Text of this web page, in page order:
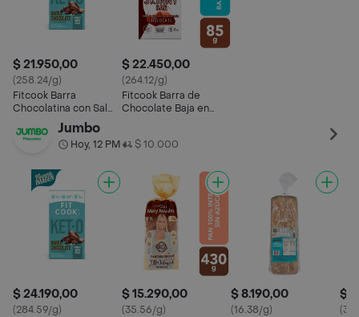
$ 21.950,00
(258.24/g)
Fitcook Barra
Chocolatina con Sal
$ 22.450,00
(264.12/g)
Fitcook Barra de
Chocolate Baja en
Jumbo
Hoy, 12 PM• $ 10.000
$ 24.190,00
(284.59/g)
$ 15.290,00
(35.56/g)
$ 8.190,00
(16.38/g)
$